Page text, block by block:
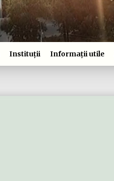
Instituții Informații utile